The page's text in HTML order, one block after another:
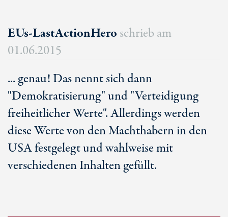
EUs-LastActionHero schrieb am
01.06.2015
... genau! Das nennt sich dann
"Demokratisierung" und "Verteidigung
freiheitlicher Werte". Allerdings werden
diese Werte von den Machthabern in den
USA festgelegt und wahlweise mit
verschiedenen Inhalten gefüllt.